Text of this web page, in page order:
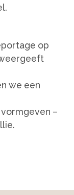
op
we een
–